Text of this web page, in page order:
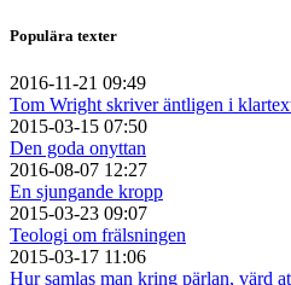
Populära texter
2016-11-21 09:49
Tom Wright skriver äntligen i
2015-03-15 07:50
Den goda onyttan
2016-08-07 12:27
En sjungande kropp
2015-03-23 09:07
Teologi om frälsningen
2015-03-17 11:06
Hur samlas man kring pärlan, värd